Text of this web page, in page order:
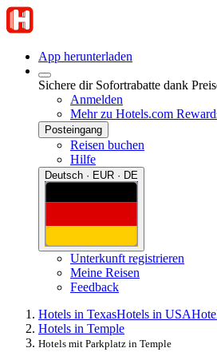
App herunterladen
Sichere dir Sofortrabatte dank
Anmelden
Mehr zu Hotels.com
Posteingang
Reisen buchen
Hilfe
Deutsch · EUR · DE
Unterkunft registrieren
Meine Reisen
Feedback
Hotels in TexasHotels in USA
Hotels in Temple
Hotels mit Parkplatz in Temple